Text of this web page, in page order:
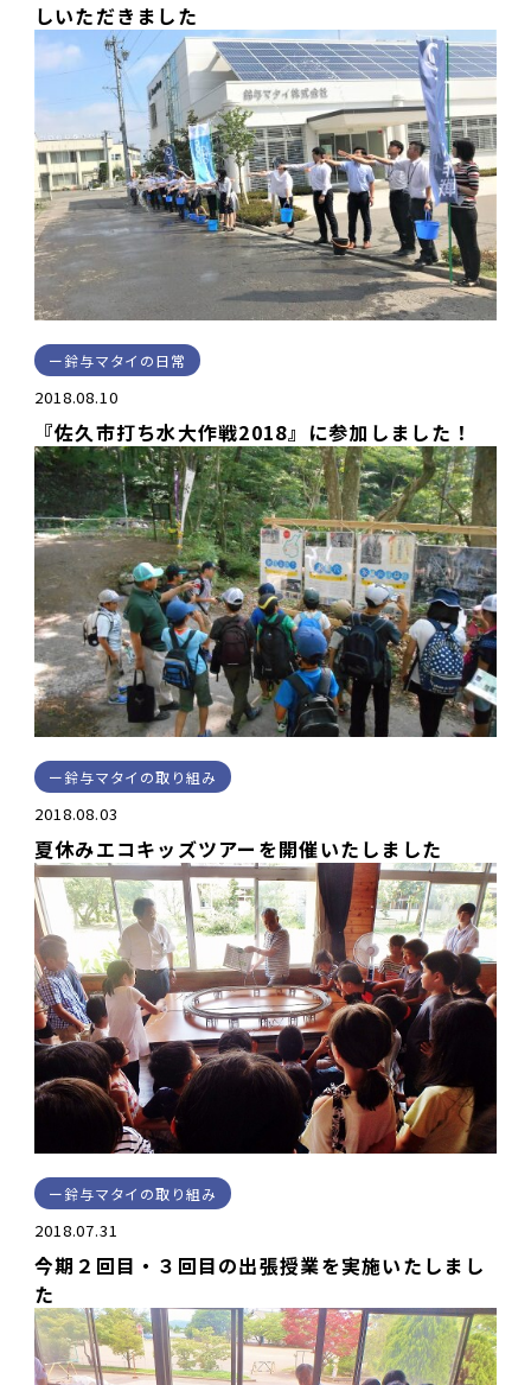
しいただきました
鈴与マタイの日常
2018.08.10
『佐久市打ち水大作戦2018』に参加しました！
鈴与マタイの取り組み
2018.08.03
夏休みエコキッズツアーを開催いたしました
鈴与マタイの取り組み
2018.07.31
今期２回目・３回目の出張授業を実施いたしまし
た